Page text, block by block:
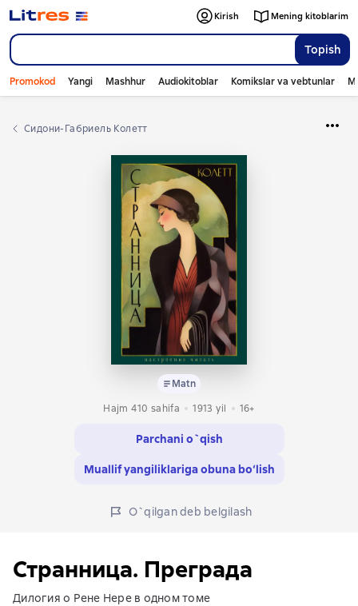
Topish
Kirish Mening kitoblarim
Promokod Yangi Mashhur Audiokitoblar Komikslar va vebtunlar
Сидони-Габриель Колетт
Matn
Hajm 410 sahifa
1913 yil 16+
Parchani o`qish
Muallif yangiliklariga obuna bo‘lish
O`qilgan deb belgilash
Странница. Преграда
Дилогия о Рене Нере в одном томе